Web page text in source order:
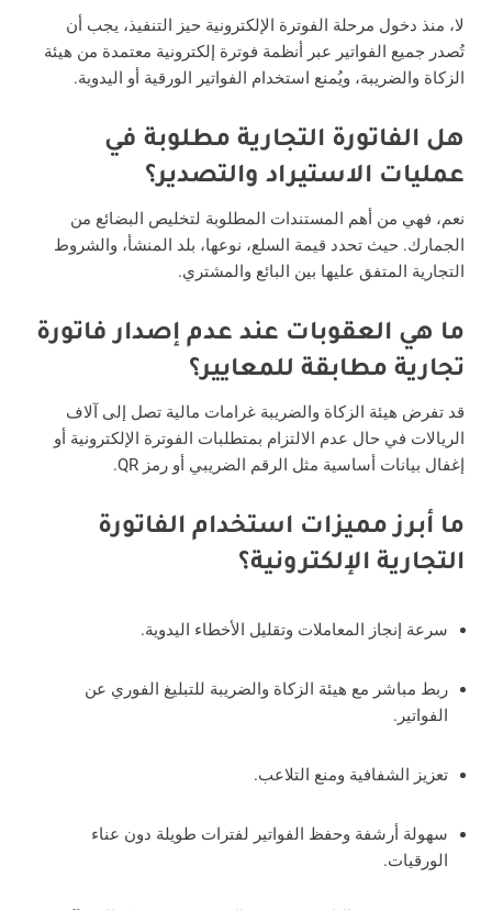
لا، منذ دخول مرحلة الفوترة الإلكترونية حيز التنفيذ، يجب أن
تُصدر جميع الفواتير عبر أنظمة فوترة إلكترونية معتمدة من هيئة
الزكاة والضريبة، ويُمنع استخدام الفواتير الورقية أو اليدوية.
هل الفاتورة التجارية مطلوبة في
عمليات الاستيراد والتصدير؟
نعم، فهي من أهم المستندات المطلوبة لتخليص البضائع من
الجمارك. حيث تحدد قيمة السلع، نوعها، بلد المنشأ، والشروط
التجارية المتفق عليها بين البائع والمشتري.
ما هي العقوبات عند عدم إصدار فاتورة
تجارية مطابقة للمعايير؟
قد تفرض هيئة الزكاة والضريبة غرامات مالية تصل إلى آلاف
الريالات في حال عدم الالتزام بمتطلبات الفوترة الإلكترونية أو
إغفال بيانات أساسية مثل الرقم الضريبي أو رمز QR.
ما أبرز مميزات استخدام الفاتورة
التجارية الإلكترونية؟
سرعة إنجاز المعاملات وتقليل الأخطاء اليدوية.
ربط مباشر مع هيئة الزكاة والضريبة للتبليغ الفوري عن
الفواتير.
تعزيز الشفافية ومنع التلاعب.
سهولة أرشفة وحفظ الفواتير لفترات طويلة دون عناء
الورقيات.